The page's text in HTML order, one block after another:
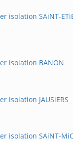
isolation SAiNT-
isolation BANON
isolation JAUSiERS
isolation SAiNT-